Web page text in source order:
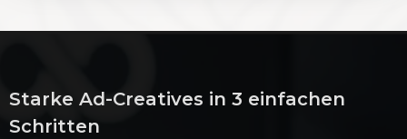
Starke Ad-Creatives in 3 einfachen
Schritten